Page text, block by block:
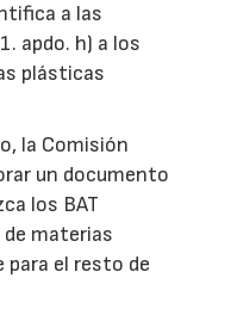
a las
apdo. h) a los
plásticas
la Comisión
un documento
los BAT
materias
para el resto de